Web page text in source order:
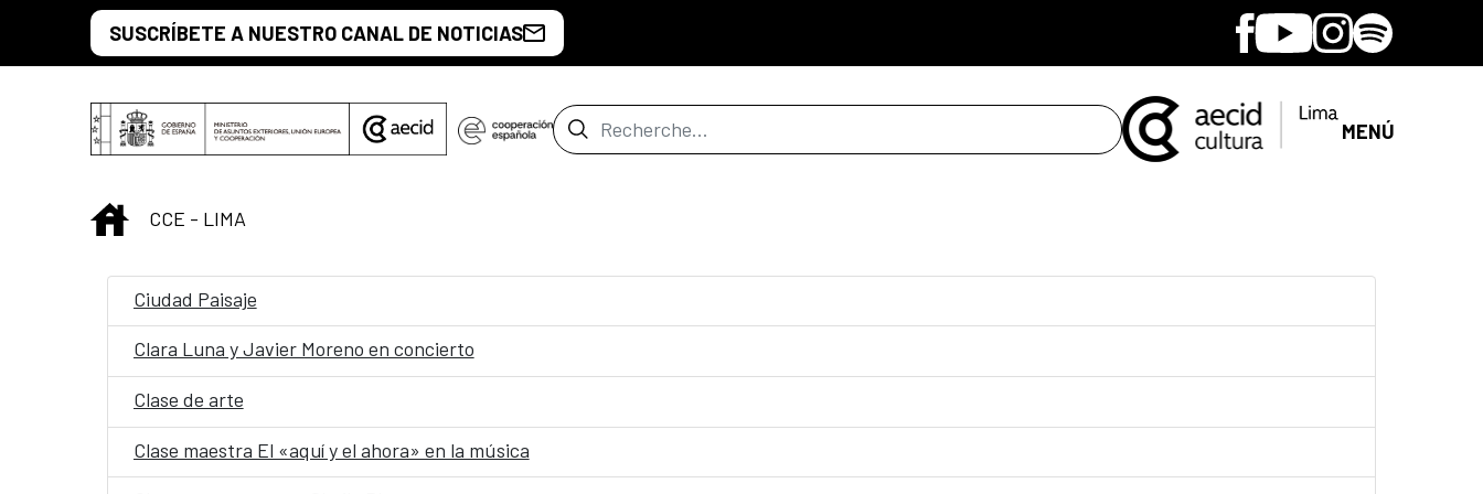
Saut au contenu principal
SUSCRÍBETE A NUESTRO CANAL DE NOTICIAS Facebook
YoutubeInstagram
Spotify
Barre de recherche MENÚ
INICIO
CCE - LIMA
Ciudad Paisaje
Clara Luna y Javier Moreno en concierto
Clase de arte
Clase maestra El «aquí y el ahora» en la música